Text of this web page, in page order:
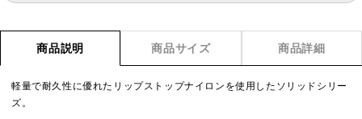
商品説明 商品サイズ 商品詳細
軽量で耐久性に優れたリップストップナイロンを使用したソリッドシリー
ズ。